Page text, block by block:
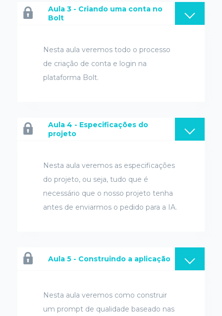
Aula 3 - Criando uma conta no
Bolt
Nesta aula veremos todo o processo
de criação de conta e login na
plataforma Bolt.
Aula 4 - Especificações do
projeto
Nesta aula veremos as especificações
do projeto, ou seja, tudo que é
necessário que o nosso projeto tenha
antes de enviarmos o pedido para a IA.
Aula 5 - Construindo a aplicação
Nesta aula veremos como construir
um prompt de qualidade baseado nas